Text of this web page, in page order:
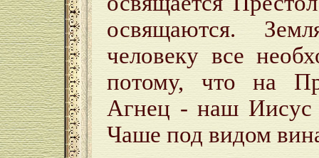
освящаются.
человеку все
потому, что на
Агнец - наш Иисус
Чаше под видом